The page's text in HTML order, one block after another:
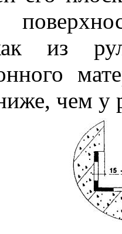
из
чем у